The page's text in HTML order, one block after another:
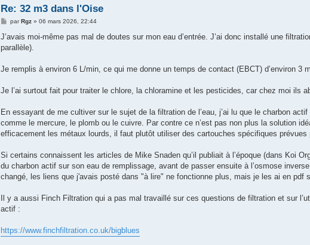
Re: 32 m3 dans l'Oise
M
s
a
parRgz »06 mars 2026, 22:44
J’avais moi-même pas mal de doutes sur mon eau d’entrée. J’ai donc installé une
parallèle).
Je remplis à environ 6 L/min, ce qui me donne un temps de contact (EBCT) d’environ 3
Je l’ai surtout fait pour traiter le chlore, la chloramine et les pesticides, car chez moi ils
En essayant de me cultiver sur le sujet de la filtration de l’eau, j’ai lu que le charbon
comme le mercure, le plomb ou le cuivre. Par contre ce n’est pas non plus la solution
efficacement les métaux lourds, il faut plutôt utiliser des cartouches spécifiques prévues
Si certains connaissent les articles de Mike Snaden qu’il publiait à l’époque (dans Koi
du charbon actif sur son eau de remplissage, avant de passer ensuite à l’osmose
changé, les liens que j'avais posté dans "à lire" ne fonctionne plus, mais je les ai en pdf
Il y a aussi Finch Filtration qui a pas mal travaillé sur ces questions de filtration et sur
actif :
https://www.finchfiltration.co.uk/bigblues